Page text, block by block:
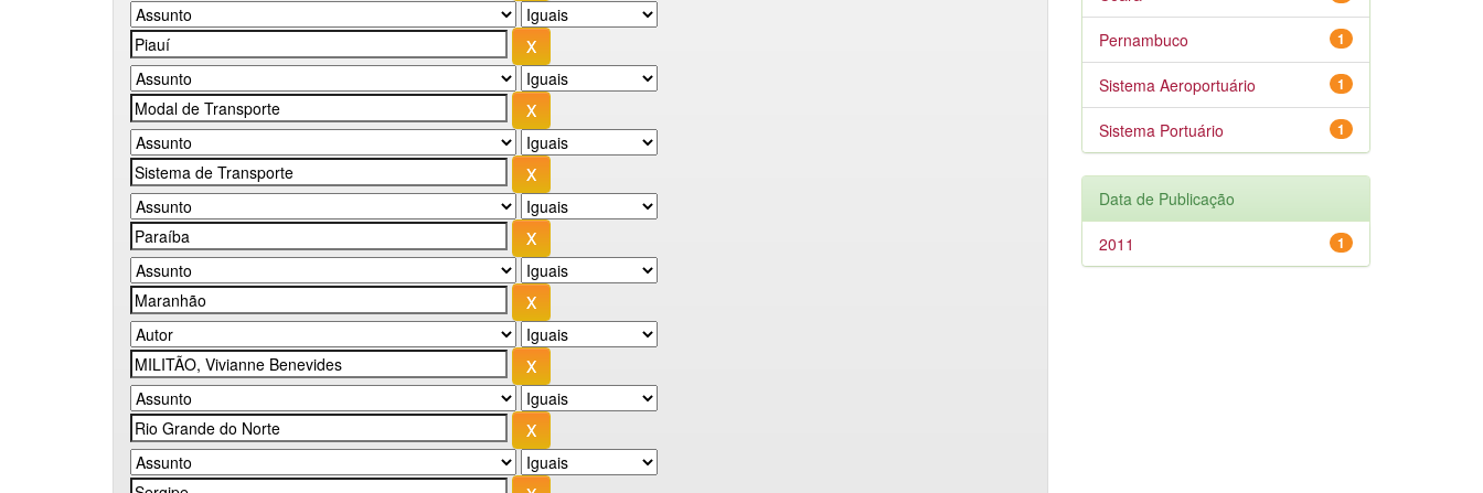
1
Pernambuco
1
Sistema Aeroportuário
1
Sistema Portuário
Data de Publicação
1
2011